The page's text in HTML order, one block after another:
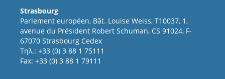
Strasbourg
Parlement européen, Bât. Louise Weiss, T10037, 1,
avenue du Président Robert Schuman, CS 91024, F-
67070 Strasbourg Cedex
Τηλ.: +33 (0) 3 88 1 75111
Fax: +33 (0) 3 88 1 79111